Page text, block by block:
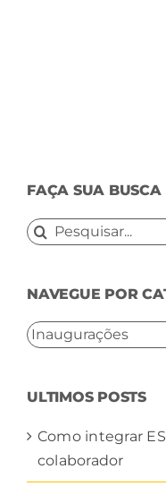
FAÇA SUA BUSCA
Buscar
NAVEGUE POR
NAVEGUE
ULTIMOS POSTS
Como integrar
colaborador